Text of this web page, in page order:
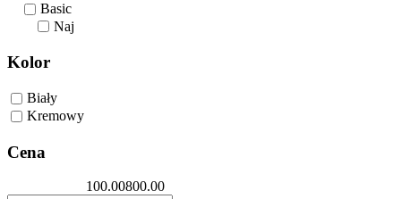
Basic
Naj
Kolor
Biały
Kremowy
Cena
100.00800.00